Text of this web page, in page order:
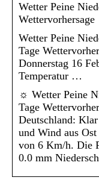
Wetter Peine
Wettervorhersage
Wetter Peine
Tage
Donnerstag 16
Temperatur …
☼ Wetter Peine
Tage
Deutschland:
und Wind aus
von 6 Km/h. Die
0.0 mm